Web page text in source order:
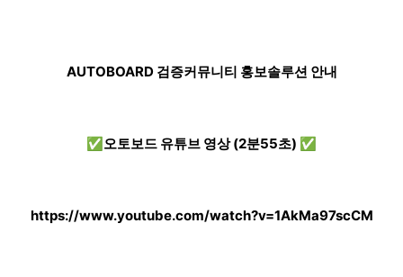
AUTOBOARD 검증커뮤니티 홍보솔루션 안내
✅오토보드 유튜브 영상 (2분55초) ✅
https://www.youtube.com/watch?v=1AkMa97scCM